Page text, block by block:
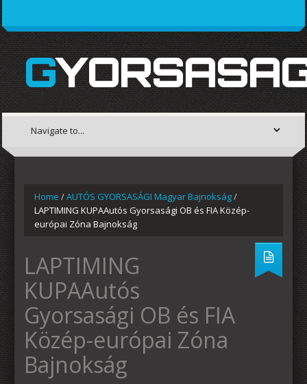
Home /AUTÓS GYORSASÁGI Magyar Bajnokság/
LAPTIMING KUPAAutós Gyorsasági OB és FIA Közép-
európai Zóna Bajnokság
LAPTIMING
KUPAAutós
Gyorsasági OB és FIA
Közép-európai Zóna
Bajnokság